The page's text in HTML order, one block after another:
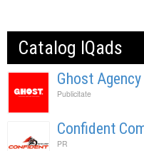
Catalog IQads
Ghost Agency
Publicitate
Confident
PR